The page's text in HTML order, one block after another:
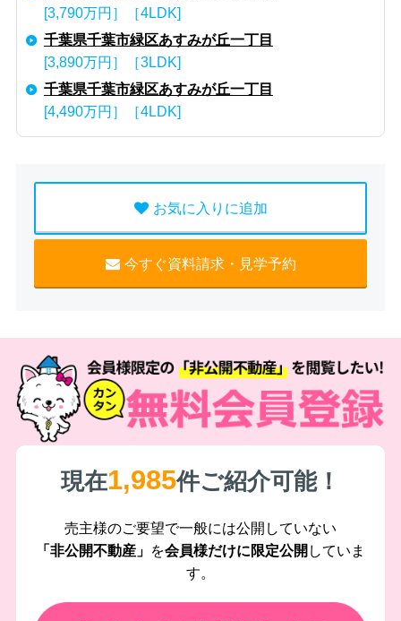
[3,790万円］［4LDK]
千葉県千葉市緑区あすみが丘一丁目
[3,890万円］［3LDK]
千葉県千葉市緑区あすみが丘一丁目
[4,490万円］［4LDK]
お気に入りに追加
今すぐ資料請求・見学予約
現在1,985件ご紹介可能！
売主様のご要望で一般には公開していない
「非公開不動産」 を会員様だけに限定公開 していま
す。